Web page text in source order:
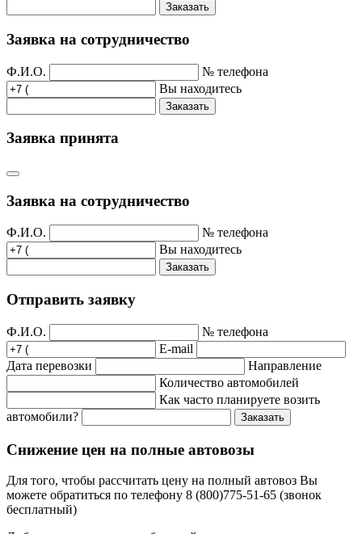
Заказать
Заявка на сотрудничество
Ф.И.О.
№ телефона
Вы находитесь
Заказать
Заявка принята
Заявка на сотрудничество
Ф.И.О.
№ телефона
Вы находитесь
Заказать
Отправить заявку
Ф.И.О.
№ телефона
E-mail
Дата перевозки
Направление
Количество автомобилей
Как часто планируете возить
автомобили?
Заказать
Снижение цен на полные автовозы
Для того, чтобы рассчитать цену на полный автовоз Вы
можете обратиться по телефону 8 (800)775-51-65 (звонок
бесплатный)